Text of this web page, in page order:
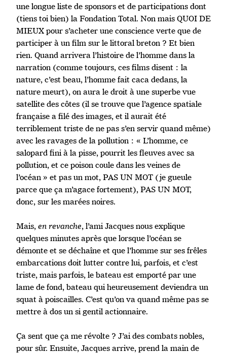
une longue liste de sponsors et de participations dont
(tiens toi bien) la Fondation Total. Non mais QUOI DE
MIEUX pour s’acheter une conscience verte que de
participer à un film sur le littoral breton ? Et bien
rien. Quand arrivera l’histoire de l’homme dans la
narration (comme toujours, ces films disent : la
nature, c’est beau, l’homme fait caca dedans, la
nature meurt), on aura le droit à une superbe vue
satellite des côtes (il se trouve que l’agence spatiale
française a filé des images, et il aurait été
terriblement triste de ne pas s’en servir quand même)
avec les ravages de la pollution : « L’homme, ce
salopard fini à la pisse, pourrit les fleuves avec sa
pollution, et ce poison coule dans les veines de
l’océan » et pas un mot, PAS UN MOT (je gueule
parce que ça m’agace fortement), PAS UN MOT,
donc, sur les marées noires.
Mais,en revanche, l’ami Jacques nous explique
quelques minutes après que lorsque l’océan se
démonte et se déchaîne et que l’homme sur ses frêles
embarcations doit lutter contre lui, parfois, et c’est
triste, mais parfois, le bateau est emporté par une
lame de fond, bateau qui heureusement deviendra un
squat à poiscailles. C’est qu’on va quand même pas se
mettre à dos un si gentil actionnaire.
Ça sent que ça me révolte ? J’ai des combats nobles,
pour sûr. Ensuite, Jacques arrive, prend la main de